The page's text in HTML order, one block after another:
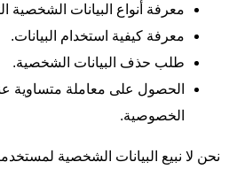
معرفة أنواع البيانات الشخصية
معرفة كيفية استخدام البيانات.
طلب حذف البيانات الشخصية.
الحصول على معاملة متساوية
الخصوصية.
نحن لا نبيع البيانات الشخصية